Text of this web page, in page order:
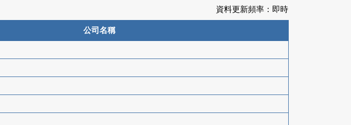
資料更新頻率：即時
公司名稱